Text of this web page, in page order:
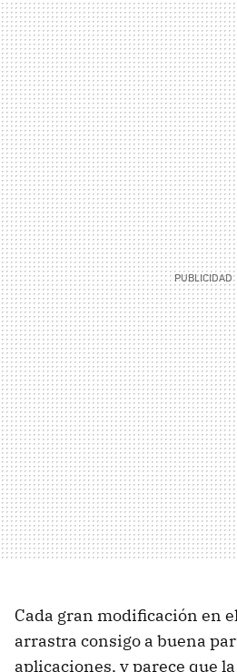
Cada gran modificación en
arrastra consigo a buena
aplicaciones, y parece que